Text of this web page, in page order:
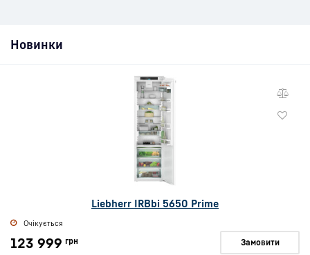
Новинки
Liebherr IRBbi 5650 Prime
Очікується
123 999 грн Замовити